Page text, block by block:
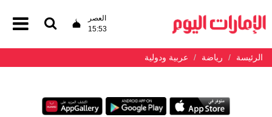
العصر
15:53
الرئيسة رياضة عربية ودولية